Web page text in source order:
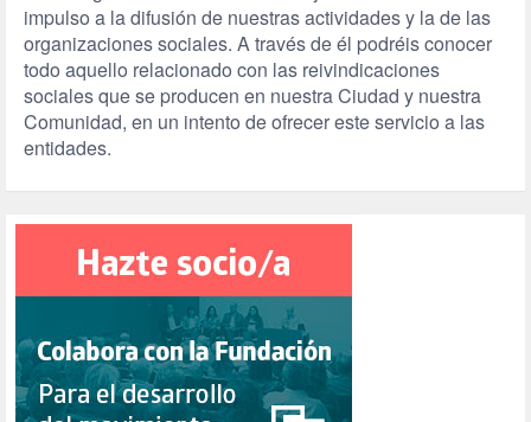
impulso a la difusión de nuestras actividades y la de las
organizaciones sociales. A través de él podréis conocer
todo aquello relacionado con las reivindicaciones
sociales que se producen en nuestra Ciudad y nuestra
Comunidad, en un intento de ofrecer este servicio a las
entidades.